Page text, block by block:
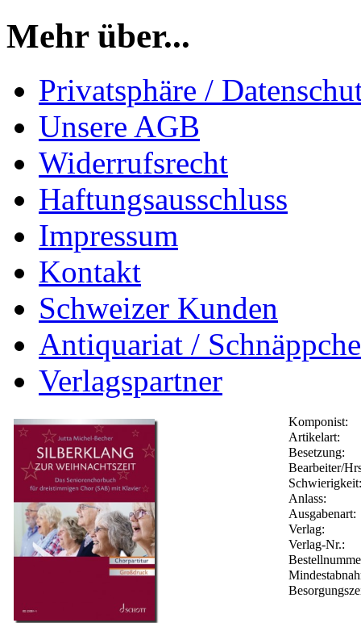
Mehr über...
Privatsphäre /
Unsere AGB
Widerrufsrecht
Haftungsausschluss
Impressum
Kontakt
Schweizer Kunden
Antiquariat /
Verlagspartner
Komponist:
Artikelart:
Besetzung:
Bearbeiter/
Schwierigkeit:
Anlass:
Ausgabenart:
Verlag:
Verlag-Nr.: